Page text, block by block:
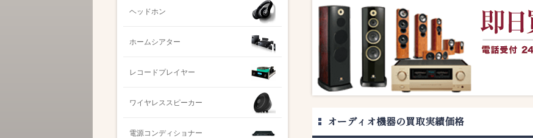
オーディオ機器の買取実績価格
ヘッドホン
ホームシアター
レコードプレイヤー
ワイヤレススピーカー
電源コンディショナー